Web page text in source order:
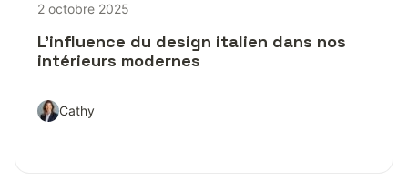
2 octobre 2025
L’influence du design italien dans nos
intérieurs modernes
Cathy